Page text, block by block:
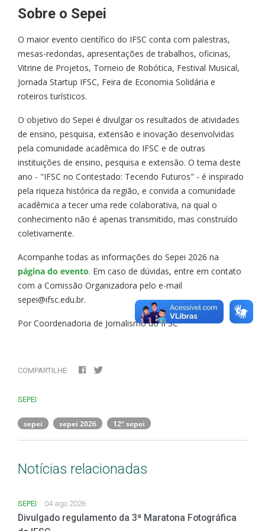
Sobre o Sepei
O maior evento científico do IFSC conta com palestras,
mesas-redondas, apresentações de trabalhos, oficinas,
Vitrine de Projetos, Torneio de Robótica, Festival Musical,
Jornada Startup IFSC, Feira de Economia Solidária e
roteiros turísticos.
O objetivo do Sepei é divulgar os resultados de atividades
de ensino, pesquisa, extensão e inovação desenvolvidas
pela comunidade acadêmica do IFSC e de outras
instituições de ensino, pesquisa e extensão. O tema deste
ano - "IFSC no Contestado: Tecendo Futuros" - é inspirado
pela riqueza histórica da região, e convida a comunidade
acadêmica a tecer uma rede colaborativa, na qual o
conhecimento não é apenas transmitido, mas construído
coletivamente.
Acompanhe todas as informações do Sepei 2026 na
página do evento. Em caso de dúvidas, entre em contato
com a Comissão Organizadora pelo e-mail
sepei@ifsc.edu.br.
Por Coordenadoria de Jornalismo do IFSC
COMPARTILHE
SEPEI
sepei sepei 2026 12º sepei
Notícias relacionadas
SEPEI 04 ago 2026
Divulgado regulamento da 3ª Maratona Fotográfica